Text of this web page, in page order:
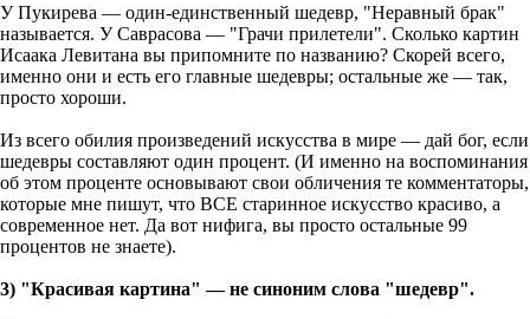
У Пукирева — один-единственный шедевр, "Неравный брак"
называется. У Саврасова — "Грачи прилетели". Сколько картин
Исаака Левитана вы припомните по названию? Скорей всего,
именно они и есть его главные шедевры; остальные же — так,
просто хороши.
Из всего обилия произведений искусства в мире — дай бог, если
шедевры составляют один процент. (И именно на воспоминания
об этом проценте основывают свои обличения те комментаторы,
которые мне пишут, что ВСЕ старинное искусство красиво, а
современное нет. Да вот нифига, вы просто остальные 99
процентов не знаете).
3) "Красивая картина" — не синоним слова "шедевр".